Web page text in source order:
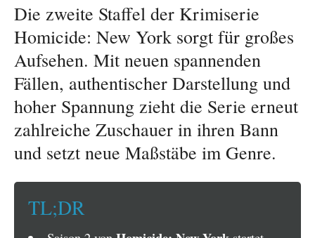
Die zweite Staffel der Krimiserie
Homicide: New York sorgt für großes
Aufsehen. Mit neuen spannenden
Fällen, authentischer Darstellung und
hoher Spannung zieht die Serie erneut
zahlreiche Zuschauer in ihren Bann
und setzt neue Maßstäbe im Genre.
TL;DR